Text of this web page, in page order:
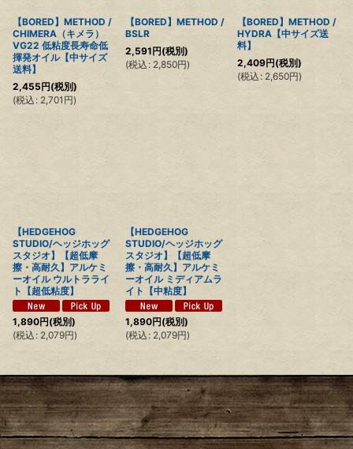
【BORED】METHOD /
CHIMERA（キメラ）
VG22 低粘度長寿命低
揮発オイル【中サイズ
送料】
2,455円(税別)
(税込 : 2,701 円)
【BORED】METHOD /
BSLR
2,591円(税別)
(税込 : 2,850円)
【BORED】METHOD /
HYDRA【中サイズ送
料】
2,409円(税別)
(税込 : 2,650円)
【HEDGEHOG
STUDIO/ヘッジホッグ
スタジオ】【超低摩
擦・高耐久】アルケミ
ーオイル ウルトラライ
ト【超低粘度】
1,890円(税別)
(税込 : 2,079円)
【HEDGEHOG
STUDIO/ヘッジホッグ
スタジオ】【超低摩
擦・高耐久】アルケミ
ーオイル ミディアムラ
イト【中粘度】
1,890円(税別)
(税込 : 2,079円)